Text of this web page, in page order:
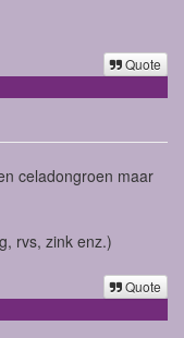
Quote
celadongroen maar
rvs, zink enz.)
Quote